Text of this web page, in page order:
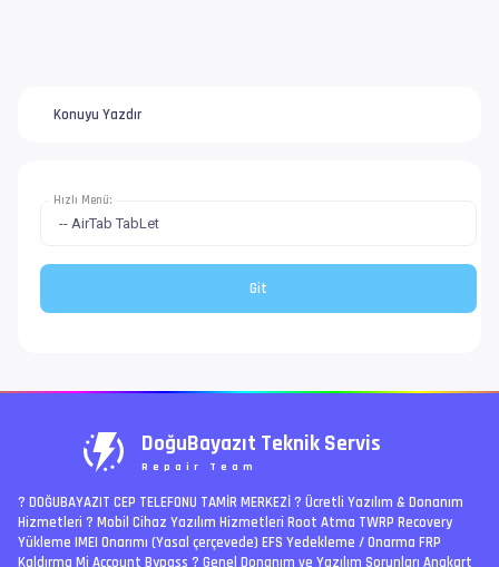
Konuyu Yazdır
Hızlı Menü:
DoğuBayazıt Teknik Servis
Repair Team
? DOĞUBAYAZIT CEP TELEFONU TAMİR MERKEZİ ?️ Ücretli Yazılım & Donanım
Hizmetleri ? Mobil Cihaz Yazılım Hizmetleri Root Atma TWRP Recovery
Yükleme IMEI Onarımı (Yasal çerçevede) EFS Yedekleme / Onarma FRP
Kaldırma Mi Account Bypass ? Genel Donanım ve Yazılım Sorunları Anakart